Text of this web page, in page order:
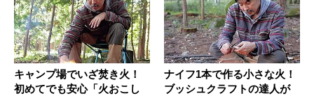
キャンプ場でいざ焚き火！
初めてでも安心「火おこし
ナイフ1本で作る小さな火！
ブッシュクラフトの達人が